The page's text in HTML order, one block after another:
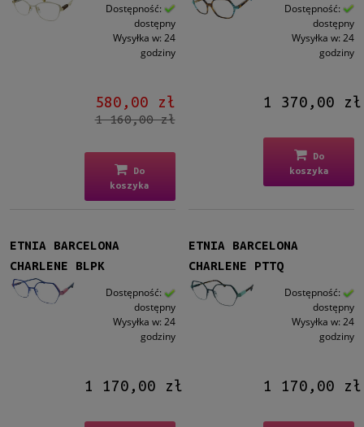
Dostępność:
dostępny
Wysyłka w: 24
godziny
580,00 zł
1 160,00 zł
Do
koszyka
Dostępność:
dostępny
Wysyłka w: 24
godziny
1 370,00 zł
Do
koszyka
ETNIA BARCELONA
CHARLENE BLPK
Dostępność:
dostępny
Wysyłka w: 24
godziny
1 170,00 zł
ETNIA BARCELONA
CHARLENE PTTQ
Dostępność:
dostępny
Wysyłka w: 24
godziny
1 170,00 zł